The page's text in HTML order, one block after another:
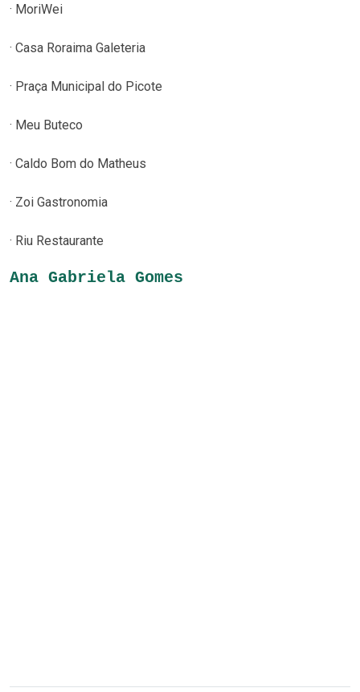
· MoriWei
· Casa Roraima Galeteria
· Praça Municipal do Picote
· Meu Buteco
· Caldo Bom do Matheus
· Zoi Gastronomia
· Riu Restaurante
Ana Gabriela Gomes